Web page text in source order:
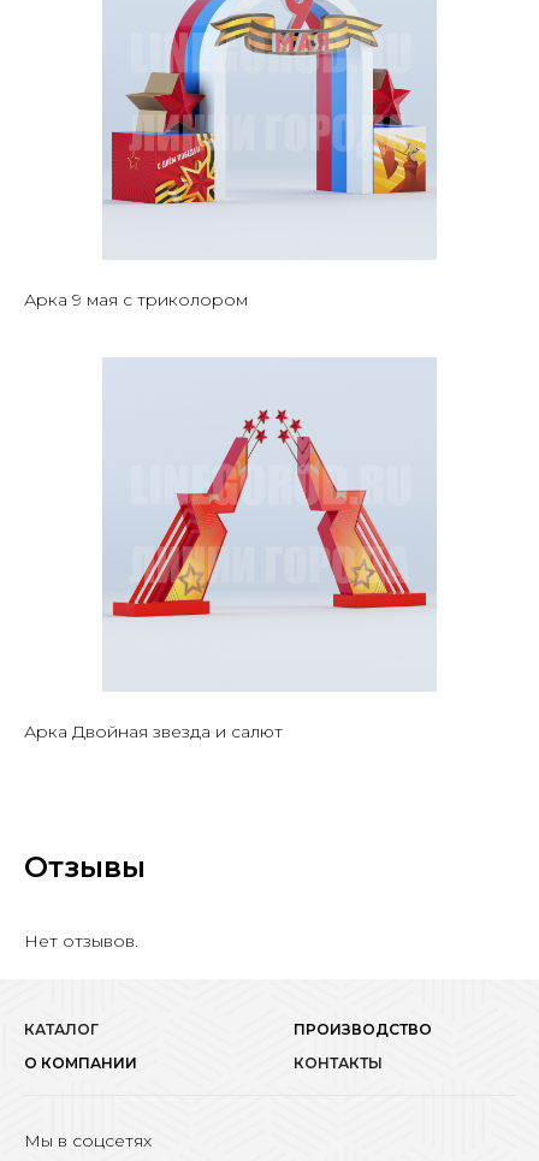
Арка 9 мая с триколором
Арка Двойная звезда и салют
Отзывы
Нет отзывов.
КАТАЛОГ
ПРОИЗВОДСТВО
О КОМПАНИИ
КОНТАКТЫ
Мы в соцсетях